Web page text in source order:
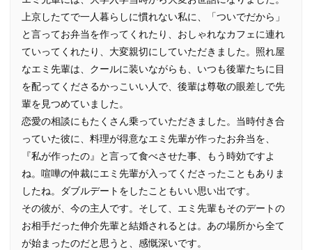
上京したてで一人暮らしに慣れない私に、「ついでだから」
と言ってお弁当を作ってくれたり、おしゃれなカフェに連れ
ていってくれたり、大変親切にしていただきました。照れ屋
なエミ先輩は、クールに装いながらも、いつも後輩たちに目
を配ってくださるかっこいい人で、後輩は尊敬の眼差しで先
輩を見つめていました。
恋愛の相談にもたくさん乗っていただきました。当時付き合
っていた彼に、料理が得意なエミ先輩が作ったお弁当を、
『私が作ったの』と言って食べさせた事、もう時効ですよ
ね。喧嘩の仲裁にエミ先輩が入ってくださったこともありま
したね。ダブルデートをしたこともいい思い出です。
その彼が、今の主人です。そして、エミ先輩もそのデートの
お相手だった伸介先輩と結婚されるとは。あの場所から全て
が始まったのだと思うと、感慨深いです。